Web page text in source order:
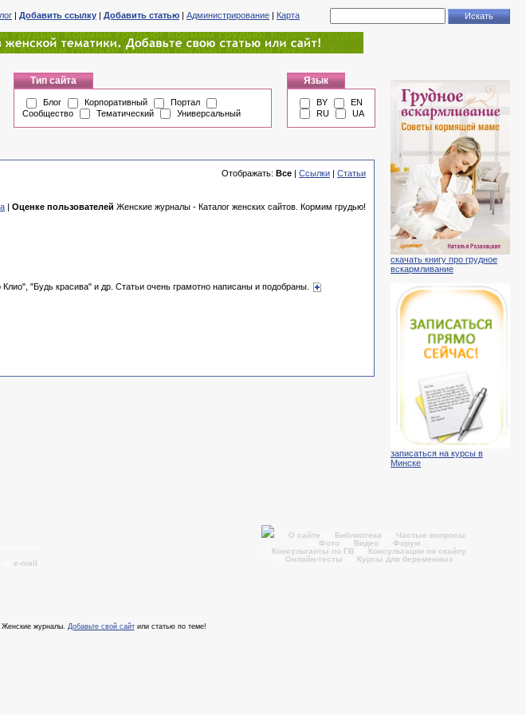
| Добавить ссылку | Добавить статью | Администрирование | Карта
Тип сайта
Блог Корпоративный
Портал
Сообщество
Тематический Универсальный
Язык
BY
EN
RU
UA
Отображать: Все | Ссылки | Статьи
| Оценке пользователей Женские журналы - Каталог женских сайтов. Кормим грудью!
"Будь красива" и др. Статьи очень грамотно написаны и подобраны.
скачать книгу про грудное
вскармливание
записаться на курсы в
Минске
e-mail
01 О сайте Библиотека
Частые вопросы
Фото05 Видео06 Форум
Консультанты по ГВ
Консультации по скайпу
Онлайн-тесты Курсы для беременных
Женские журналы. Добавьте свой сайтили статью по теме!